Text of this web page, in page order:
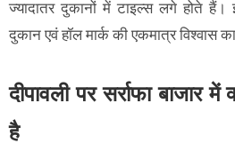
ज्यादातर दुकानों में टाइल्स लगे होते हैं।
दुकान एवं हॉल मार्क की एकमात्र विश्वास
दीपावली पर सर्राफा बाजार में
है